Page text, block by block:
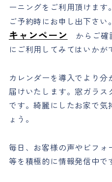
ーニングをご利用頂けます
ご予約時にお申し出下さ
キャンペーン
からご確
にご利用してみてはいかが
カレンダーを導入でより
届けいたします。窓ガラス
です。綺麗にしたお家で気
ょう。
毎日、お客様の声やビフォ
等を積極的に情報発信中で